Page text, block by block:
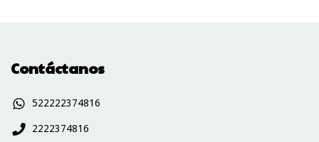
Contáctanos
522222374816
2222374816